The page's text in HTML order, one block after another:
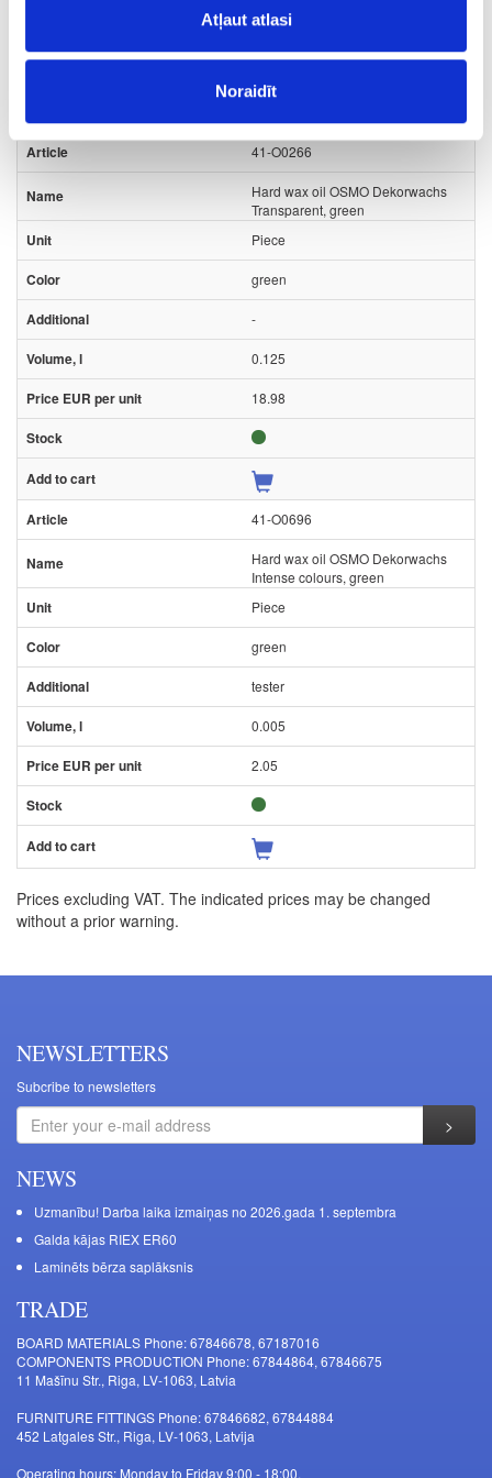
Atļaut atlasi
Noraidīt
Print
41-O0266
Hard wax oil OSMO Dekorwachs
Transparent, green
Piece
green
-
0.125
18.98
41-O0696
Hard wax oil OSMO Dekorwachs
Intense colours, green
Piece
green
tester
0.005
2.05
Prices excluding VAT. The indicated prices may be changed
without a prior warning.
NEWSLETTERS
Subcribe to newsletters
NEWS
Uzmanību! Darba laika izmaiņas no 2026.gada 1. septembra
Galda kājas RIEX ER60
Laminēts bērza saplāksnis
TRADE
BOARD MATERIALS Phone: 67846678, 67187016
COMPONENTS PRODUCTION Phone: 67844864, 67846675
11 Mašīnu Str., Riga, LV-1063, Latvia
FURNITURE FITTINGS Phone: 67846682, 67844884
452 Latgales Str., Riga, LV-1063, Latvija
Operating hours: Monday to Friday 9:00 - 18:00,